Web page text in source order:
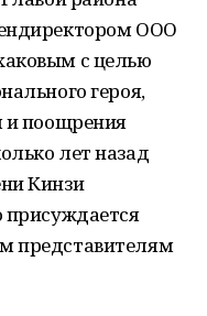
ООО
с целью
героя,
и поощрения
лет назад
Кинзи
представителям